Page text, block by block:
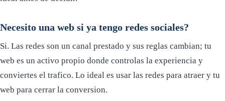
Necesito una web si ya tengo redes sociales?
Si. Las redes son un canal prestado y sus reglas cambian; tu
web es un activo propio donde controlas la experiencia y
conviertes el trafico. Lo ideal es usar las redes para atraer y tu
web para cerrar la conversion.